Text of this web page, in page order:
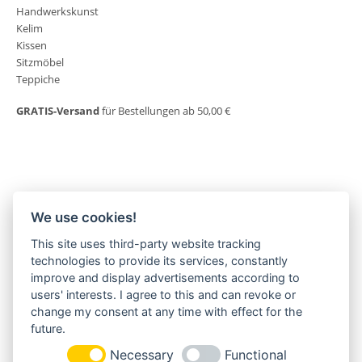
Handwerkskunst
Kelim
Kissen
Sitzmöbel
Teppiche
GRATIS-Versandfür Bestellungen ab 50,00 €
MORGENLAND-BAZAR
Herderstraße 2
22085 Hamburg
+49(0)40 18 033 286
info@morgenland-bazar.de
www.morgenland-bazar.de
We use cookies!
This site uses third-party website tracking
technologies to provide its services, constantly
improve and display advertisements according to
users' interests. I agree to this and can revoke or
change my consent at any time with effect for the
future.
Necessary Functional